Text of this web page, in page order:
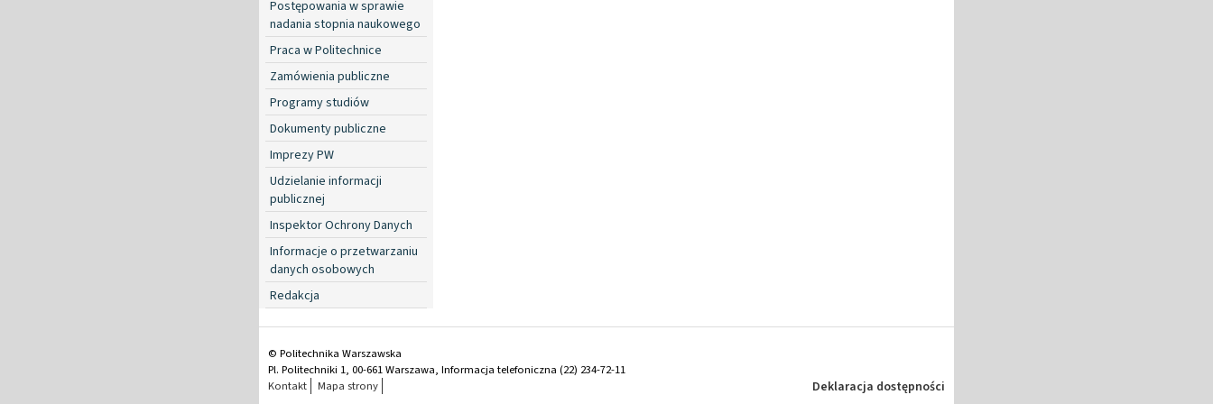
Postępowania w sprawie
nadania stopnia naukowego
Praca w Politechnice
Zamówienia publiczne
Programy studiów
Dokumenty publiczne
Imprezy PW
Udzielanie informacji
publicznej
Inspektor Ochrony Danych
Informacje o przetwarzaniu
danych osobowych
Redakcja
© Politechnika Warszawska
Pl. Politechniki 1, 00-661 Warszawa, Informacja telefoniczna (22) 234-72-11
Kontakt
Mapa strony Deklaracja dostępności